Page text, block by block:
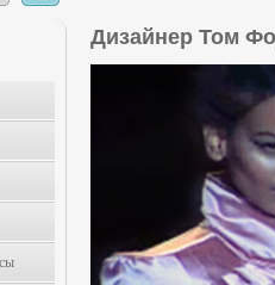
Дизайнер Том